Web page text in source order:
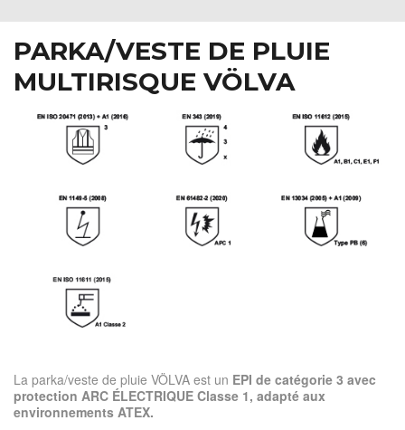
PARKA/VESTE DE PLUIE
MULTIRISQUE VÖLVA
La parka/veste de pluie VÖLVA est un EPI de catégorie 3 avec
protection ARC ÉLECTRIQUE Classe 1, adapté aux
environnements ATEX.